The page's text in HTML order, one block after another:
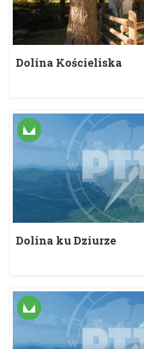
Dolina Kościeliska
Dolina ku Dziurze